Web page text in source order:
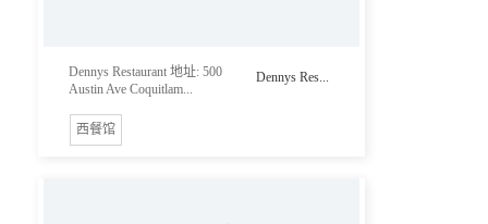
Dennys Res...
Dennys Restaurant 地址: 500
Austin Ave Coquitlam...
西餐馆